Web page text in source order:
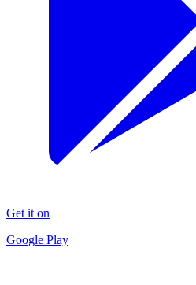
Get it on
Google Play